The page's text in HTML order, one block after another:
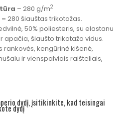
– 280 g/m2
– 280 šiauštas trikotažas.
50% poliesteris, su elastanu
apačia, šiaušto trikotažo vidus.
rankovės, kengūrinė kišenė,
ir vienspalviais raišteliais,
dydį, įsitikinkite, kad teisingai
dydį